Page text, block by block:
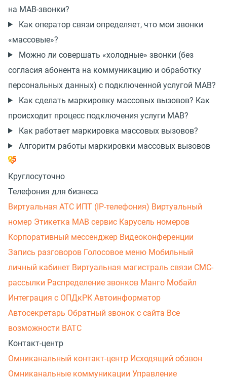
на МАВ-звонки?
Как оператор связи определяет, что мои звонки
«массовые»?
Можно ли совершать «холодные» звонки (без
согласия абонента на коммуникацию и обработку
персональных данных) с подключенной услугой МАВ?
Как сделать маркировку массовых вызовов? Как
происходит процесс подключения услуги МАВ?
Как работает маркировка массовых вызовов?
Алгоритм работы маркировки массовых вызовов
Круглосуточно
Телефония для бизнеса
Виртуальная АТС ИПТ (IP-телефония) Виртуальный
номер Этикетка МАВ сервис Карусель номеров
Корпоративный мессенджер Видеоконференции
Запись разговоров Голосовое меню Мобильный
личный кабинет Виртуальная магистраль связи СМС-
рассылки Распределение звонков Манго Мобайл
Интеграция с ОПДкРК Автоинформатор
Автосекретарь Обратный звонок с сайта Все
возможности ВАТС
Контакт-центр
Омниканальный контакт-центр Исходящий обзвон
Омниканальные коммуникации Управление